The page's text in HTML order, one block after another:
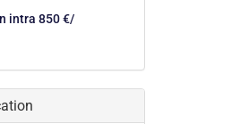
intra 850 €/